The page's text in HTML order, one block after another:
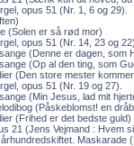
opus 51 (Nr. 1, 6 og 29).
(Solen er så rød mor)
opus 51 (Nr. 14, 23 og 22).
(Denne er dagen, som
(Op al den ting, som
(Den store mester
opus 51 (Nr. 19 og 27).
(Min Jesus, lad mit
(Påskeblomst! en
(Frihed er det bedste guld)
21 (Jens Vejmand : Hvem
Maskarade